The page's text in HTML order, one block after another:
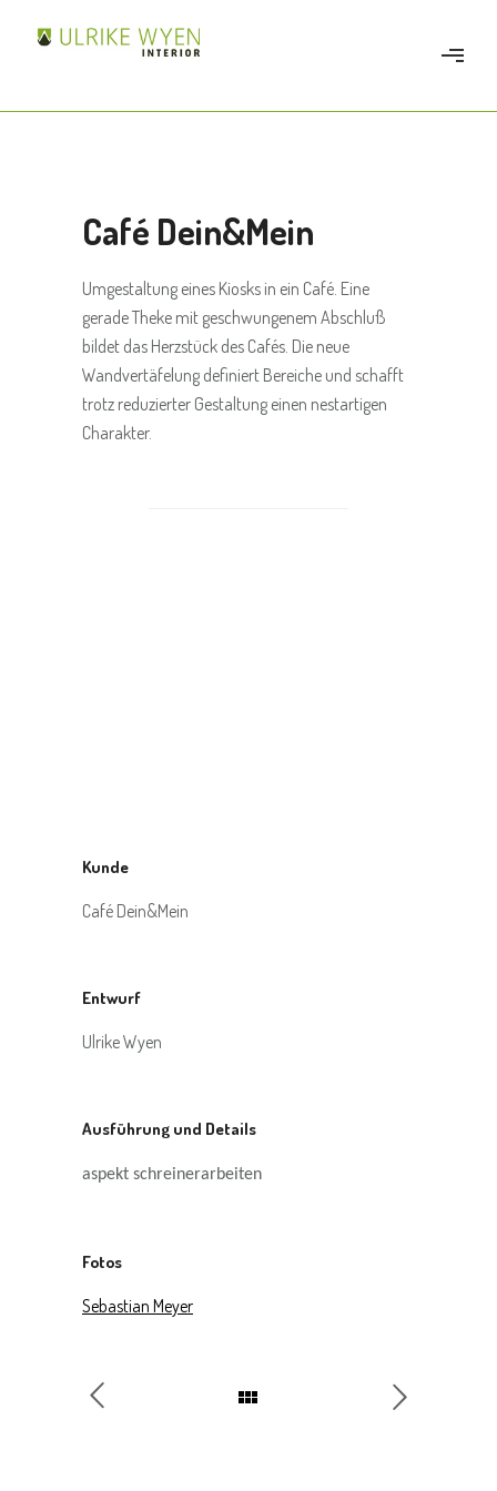
Café Dein&Mein
Umgestaltung eines Kiosks in ein Café. Eine
gerade Theke mit geschwungenem Abschluß
bildet das Herzstück des Cafés. Die neue
Wandvertäfelung definiert Bereiche und schafft
trotz reduzierter Gestaltung einen nestartigen
Charakter.
Kunde
Café Dein&Mein
Entwurf
Ulrike Wyen
Ausführung und Details
aspekt schreinerarbeiten
Fotos
Sebastian Meyer